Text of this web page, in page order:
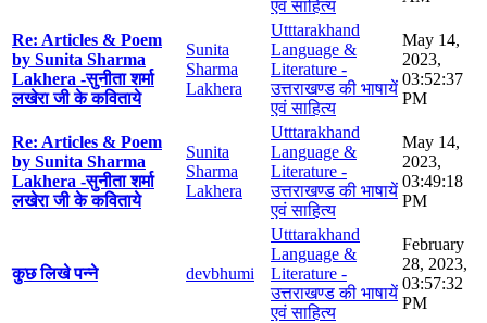
एवं साहित्य
Re: Articles & Poem
by Sunita Sharma
Lakhera -सुनीता शर्मा
लखेरा जी के कविताये
Sunita
Sharma
Lakhera
Utttarakhand
Language &
Literature -
उत्तराखण्ड की भाषायें
एवं साहित्य
May 14,
2023,
03:52:37
PM
Re: Articles & Poem
by Sunita Sharma
Lakhera -सुनीता शर्मा
लखेरा जी के कविताये
Sunita
Sharma
Lakhera
Utttarakhand
Language &
Literature -
उत्तराखण्ड की भाषायें
एवं साहित्य
May 14,
2023,
03:49:18
PM
कुछ लिखे पन्ने devbhumi
Utttarakhand
Language &
Literature -
उत्तराखण्ड की भाषायें
एवं साहित्य
February
28, 2023,
03:57:32
PM